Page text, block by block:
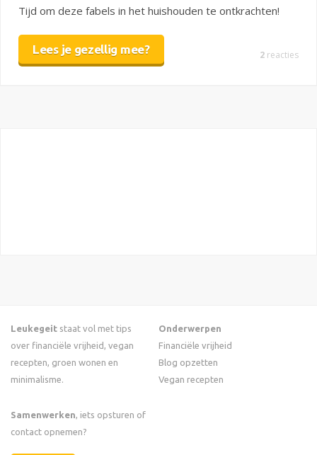
Tijd om deze fabels in het huishouden te ontkrachten!
Lees je gezellig mee? 2 reacties
Leukegeit staat vol met tips
over financiële vrijheid, vegan
recepten, groen wonen en
minimalisme.
Samenwerken, iets opsturen of
contact opnemen?
Onderwerpen
Financiële vrijheid
Blog opzetten
Vegan recepten